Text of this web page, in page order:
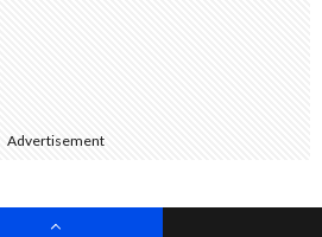
Advertisement